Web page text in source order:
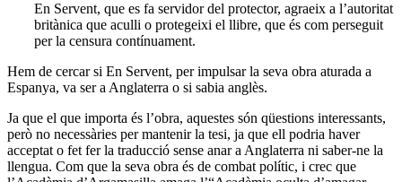
En Servent, que es fa servidor del protector, agraeix a l’autoritat
britànica que aculli o protegeixi el llibre, que és com perseguit
per la censura contínuament.
Hem de cercar si En Servent, per impulsar la seva obra aturada a
Espanya, va ser a Anglaterra o si sabia anglès.
Ja que el que importa és l’obra, aquestes són qüestions interessants,
però no necessàries per mantenir la tesi, ja que ell podria haver
acceptat o fet fer la traducció sense anar a Anglaterra ni saber-ne la
llengua. Com que la seva obra és de combat polític, i crec que